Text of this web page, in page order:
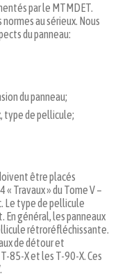
par le MTMDET.
au sérieux. Nous
du panneau:
du panneau;
type de pellicule;
être placés
Travaux » du Tome V –
Le type de pellicule
général, les panneaux
rétroréfléchissante.
de détour et
85-X et les T-90-X. Ces